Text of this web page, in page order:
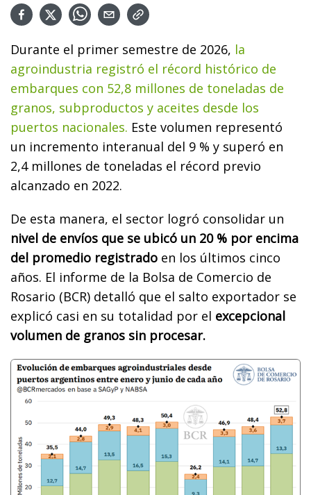
Durante el primer semestre de 2026, la
agroindustria registró el récord histórico de
embarques con 52,8 millones de toneladas de
granos, subproductos y aceites desde los
puertos nacionales. Este volumen representó
un incremento interanual del 9 % y superó en
2,4 millones de toneladas el récord previo
alcanzado en 2022.
De esta manera, el sector logró consolidar un
nivel de envíos que se ubicó un 20 % por encima
del promedio registrado en los últimos cinco
años. El informe de la Bolsa de Comercio de
Rosario (BCR) detalló que el salto exportador se
explicó casi en su totalidad por el excepcional
volumen de granos sin procesar.